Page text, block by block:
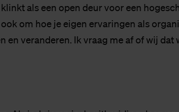
als een open deur voor een
om hoe je eigen ervaringen als
en veranderen. Ik vraag me af of wij dat